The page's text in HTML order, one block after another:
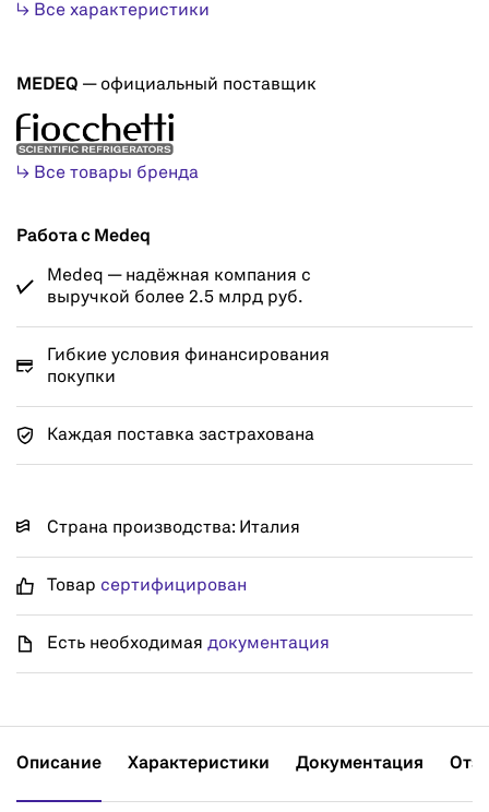
↳ Все характеристики
MEDEQ — официальный поставщик
↳ Все товары бренда
Работа с Medeq
Medeq — надёжная компания с
выручкой более 2.5 млрд руб.
Гибкие условия финансирования
покупки
Каждая поставка застрахована
Страна производства: Италия
Товар сертифицирован
Есть необходимая документация
Описание Характеристики Документация